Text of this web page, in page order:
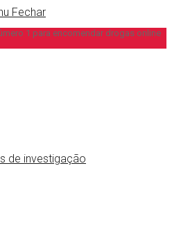
Fechar
1 para encomendar drogas online
de investigação